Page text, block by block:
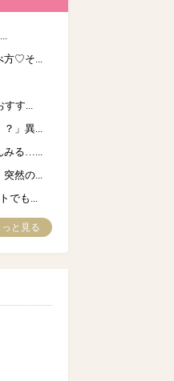
方♡そ...
す...
」異...
みる…...
然の...
でも...
っと見る